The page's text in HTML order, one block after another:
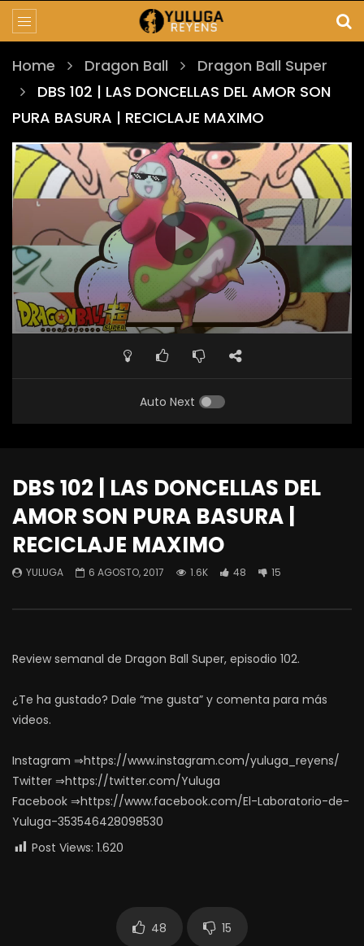
Home Dragon Ball
Dragon Ball Super
DBS 102 | LAS DONCELLAS DEL AMOR SON
PURA BASURA | RECICLAJE MAXIMO
Auto Next
DBS 102 | LAS DONCELLAS DEL
AMOR SON PURA BASURA |
RECICLAJE MAXIMO
YULUGA 6 AGOSTO, 2017 1.6K 48 15
Review semanal de Dragon Ball Super, episodio 102.
¿Te ha gustado? Dale “me gusta” y comenta para más
videos.
Instagram ⇒https://www.instagram.com/yuluga_reyens/
Twitter ⇒https://twitter.com/Yuluga
Facebook ⇒https://www.facebook.com/El-Laboratorio-de-
Yuluga-353546428098530
Post Views: 1.620
48 15